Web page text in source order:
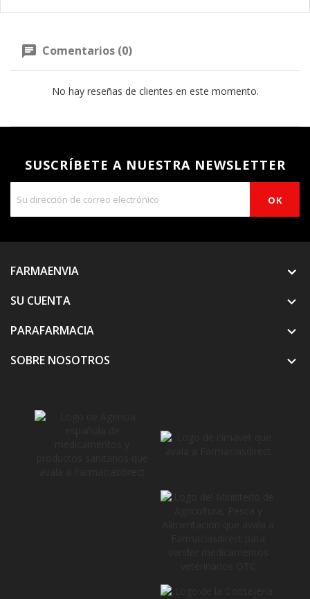
Comentarios (0)
No hay reseñas de clientes en este momento.
SUSCRÍBETE A NUESTRA NEWSLETTER
FARMAENVIA
SU CUENTA

PARAFARMACIA 
SOBRE NOSOTROS 